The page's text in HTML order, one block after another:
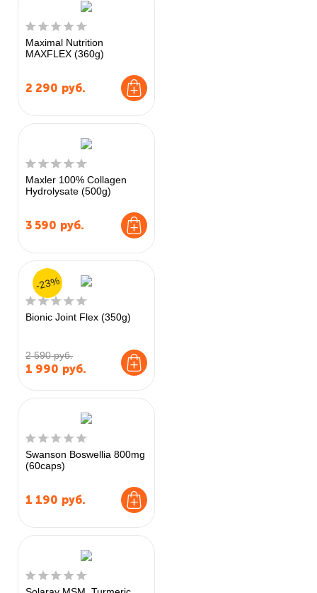
Maximal Nutrition
MAXFLEX (360g)
2 290 руб.
Maxler 100% Collagen
Hydrolysate (500g)
3 590 руб.
Bionic Joint Flex (350g)
2 590 руб.
1 990 руб.
-23%
Swanson Boswellia 800mg
(60caps)
1 190 руб.